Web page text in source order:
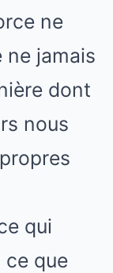
ne
ne jamais
dont
nous
qui
ce que